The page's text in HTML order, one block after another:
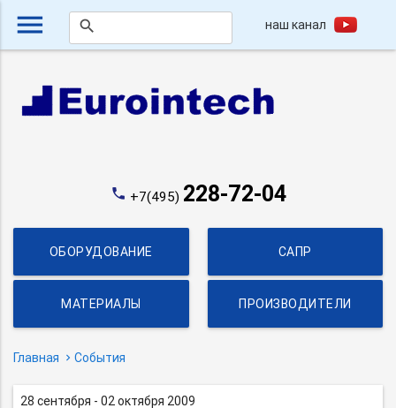
menu search наш канал
phone +7(495) 228-72-04
ОБОРУДОВАНИЕ САПР
МАТЕРИАЛЫ ПРОИЗВОДИТЕЛИ
Главная События
28 сентября - 02 октября 2009